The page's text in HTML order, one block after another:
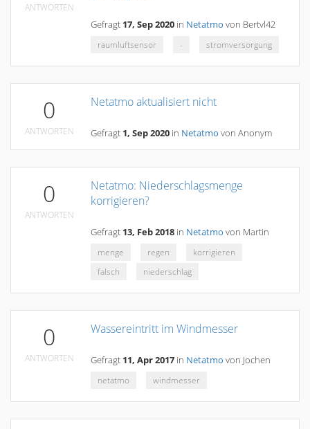
ANTWORTEN
Gefragt 17, Sep 2020 in Netatmo von Bertvl42
raumluftsensor
- stromversorgung
0
ANTWORTEN
Netatmo aktualisiert nicht
Gefragt 1, Sep 2020 in Netatmo von Anonym
0
ANTWORTEN
Netatmo: Niederschlagsmenge
korrigieren?
Gefragt 13, Feb 2018 in Netatmo von Martin
menge
regen
korrigieren
falsch
niederschlag
0
ANTWORTEN
Wassereintritt im Windmesser
Gefragt 11, Apr 2017 in Netatmo von Jochen
netatmo
windmesser